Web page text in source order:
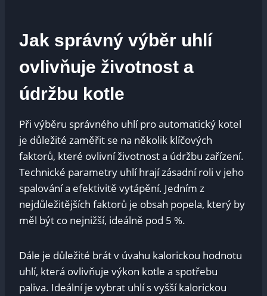
Jak správný výběr uhlí
ovlivňuje životnost a‍
údržbu kotle
Při výběru správného‍ uhlí pro automatický ​kotel
je ​důležité zaměřit se ⁢na ‌několik ‌klíčových
faktorů, které ovlivní životnost a údržbu zařízení.
Technické parametry uhlí hrají ⁢zásadní roli v jeho
spalování a​ efektivitě vytápění. ‌Jedním z
nejdůležitějších ‌faktorů je obsah popela,​ který by‍
měl být co nejnižší, ​ideálně pod ‍5⁤ %.
Dále‍ je důležité brát v ‌úvahu kalorickou hodnotu
uhlí, která ‌ovlivňuje výkon kotle a⁢ spotřebu
paliva. Ideální je​ vybrat uhlí⁣ s vyšší kalorickou⁤